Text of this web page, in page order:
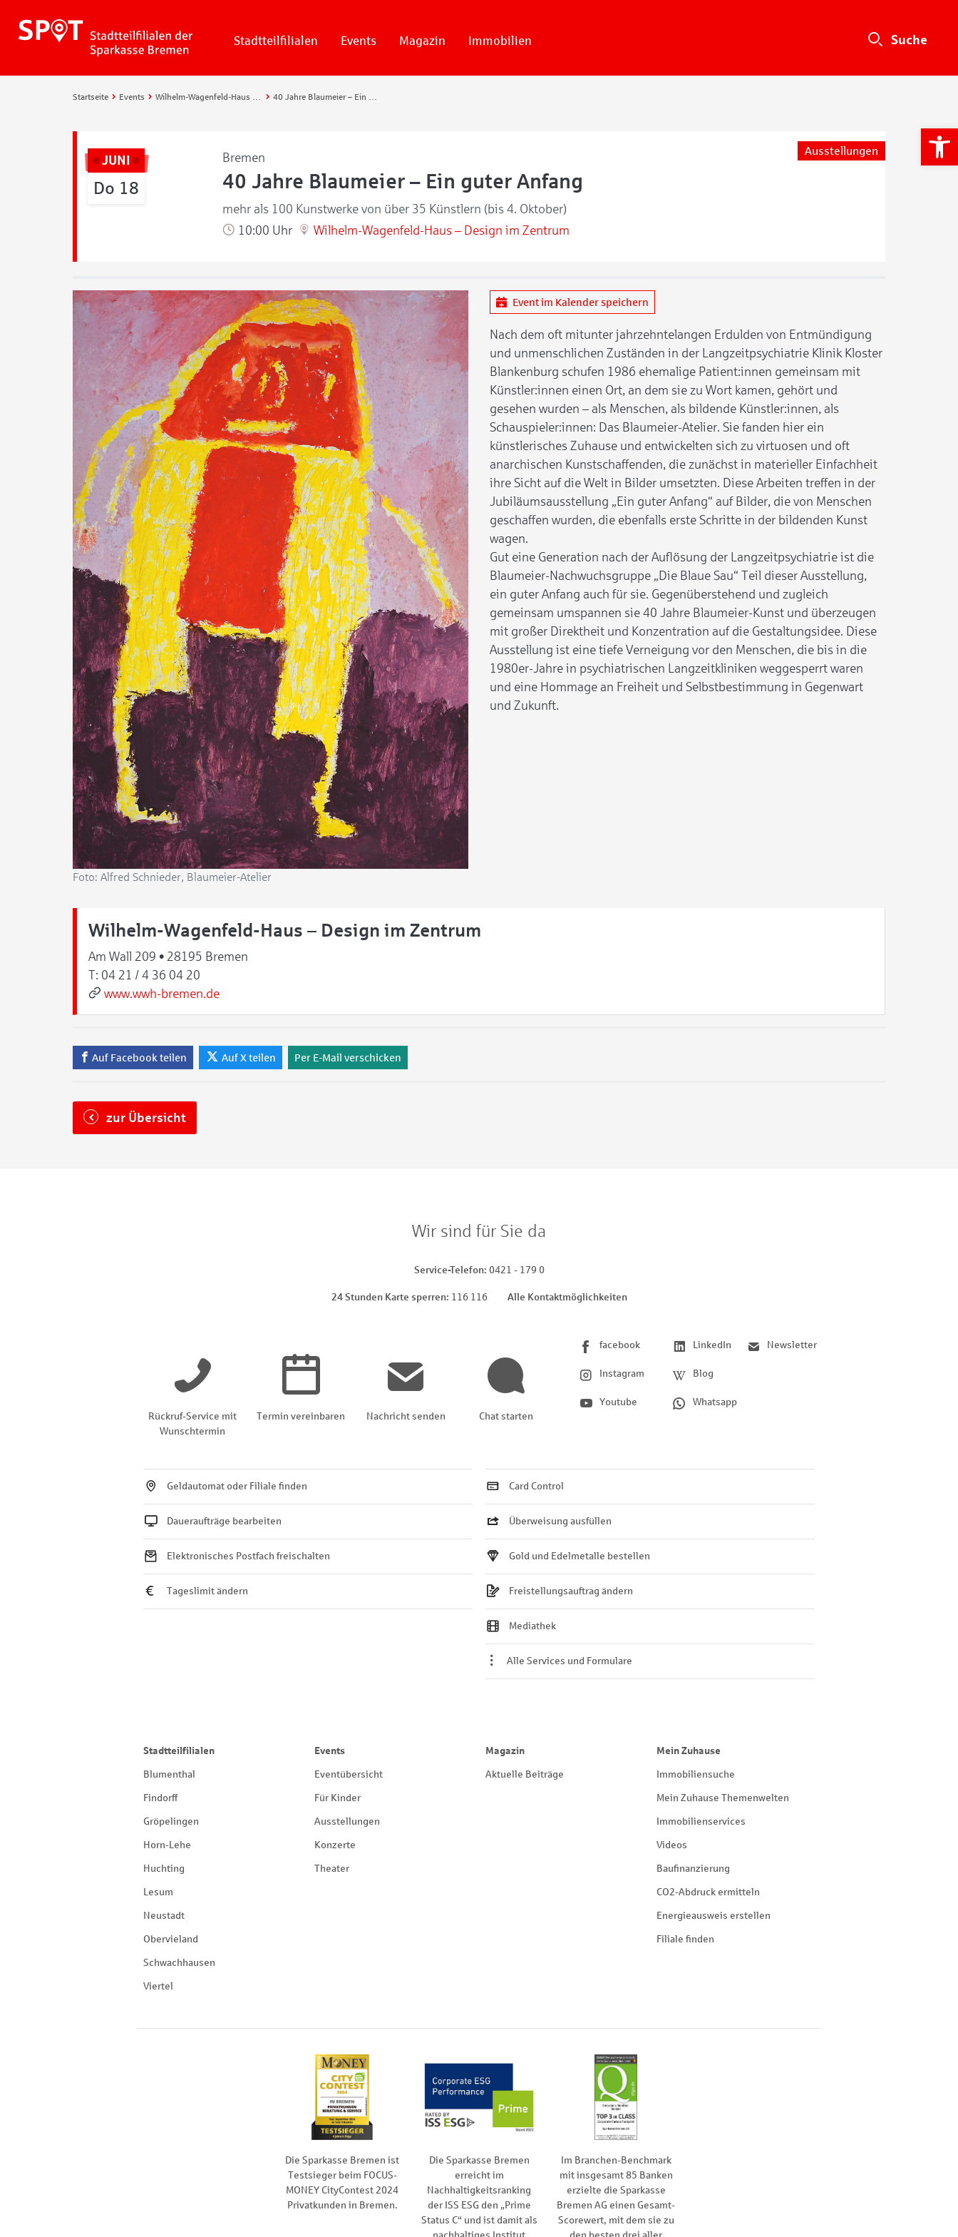
Stadtteilfilialen Events Magazin Immobilien
Startseite Events Wilhelm-Wagenfeld-Haus – Design im Zentrum 40 Jahre Blaumeier – Ein guter Anfang
JUNI
Do 18
Bremen Ausstellungen
40 Jahre Blaumeier – Ein guter Anfang
mehr als 100 Kunstwerke von über 35 Künstlern (bis 4. Oktober)
10:00 Uhr
Wilhelm-Wagenfeld-Haus – Design im Zentrum
Foto: Alfred Schnieder, Blaumeier-Atelier
Event im Kalender speichern
Nach dem oft mitunter jahrzehntelangen Erdulden von Entmündigung
und unmenschlichen Zuständen in der Langzeitpsychiatrie Klinik Kloster
Blankenburg schufen 1986 ehemalige Patient:innen gemeinsam mit
Künstler:innen einen Ort, an dem sie zu Wort kamen, gehört und
gesehen wurden – als Menschen, als bildende Künstler:innen, als
Schauspieler:innen: Das Blaumeier-Atelier. Sie fanden hier ein
künstlerisches Zuhause und entwickelten sich zu virtuosen und oft
anarchischen Kunstschaffenden, die zunächst in materieller Einfachheit
ihre Sicht auf die Welt in Bilder umsetzten. Diese Arbeiten treffen in der
Jubiläumsausstellung „Ein guter Anfang“ auf Bilder, die von Menschen
geschaffen wurden, die ebenfalls erste Schritte in der bildenden Kunst
wagen.
Gut eine Generation nach der Auflösung der Langzeitpsychiatrie ist die
Blaumeier-Nachwuchsgruppe „Die Blaue Sau“ Teil dieser Ausstellung,
ein guter Anfang auch für sie. Gegenüberstehend und zugleich
gemeinsam umspannen sie 40 Jahre Blaumeier-Kunst und überzeugen
mit großer Direktheit und Konzentration auf die Gestaltungsidee. Diese
Ausstellung ist eine tiefe Verneigung vor den Menschen, die bis in die
1980er-Jahre in psychiatrischen Langzeitkliniken weggesperrt waren
und eine Hommage an Freiheit und Selbstbestimmung in Gegenwart
und Zukunft.
Wilhelm-Wagenfeld-Haus – Design im Zentrum
Am Wall 209 • 28195 Bremen
T: 04 21 / 4 36 04 20
www.wwh-bremen.de
Auf Facebook teilen Auf X teilen Per E-Mail verschicken
zur Übersicht
Wir sind für Sie da
Service-Telefon 0421 - 179 0
24 Stunden Karte sperren 116 116 Alle Kontaktmöglichkeiten
Rückruf-Service mit
Wunschtermin
Termin vereinbaren Nachricht senden Chat starten
facebook
Instagram
Youtube
LinkedIn
Blog
Whatsapp
Newsletter
Geldautomat oder Filiale finden
Daueraufträge bearbeiten
Elektronisches Postfach freischalten
Tageslimit ändern
Card Control
Überweisung ausfüllen
Gold und Edelmetalle bestellen
Freistellungsauftrag ändern
Mediathek
Alle Services und Formulare
Stadtteilfilialen
Blumenthal
Findorff
Gröpelingen
Horn-Lehe
Huchting
Lesum
Neustadt
Obervieland
Schwachhausen
Viertel
Events
Eventübersicht
Für Kinder
Ausstellungen
Konzerte
Theater
Magazin
Aktuelle Beiträge
Mein Zuhause
Immobiliensuche
Mein Zuhause Themenwelten
Immobilienservices
Videos
Baufinanzierung
CO2-Abdruck ermitteln
Energieausweis erstellen
Filiale finden
Die Sparkasse Bremen ist
Testsieger beim FOCUS-
MONEY CityContest 2024
Privatkunden in Bremen.
Die Sparkasse Bremen
erreicht im
Nachhaltigkeitsranking
der ISS ESG den „Prime
Status C“ und ist damit als
Im Branchen-Benchmark
mit insgesamt 85 Banken
erzielte die Sparkasse
Bremen AG einen Gesamt-
Scorewert, mit dem sie zu